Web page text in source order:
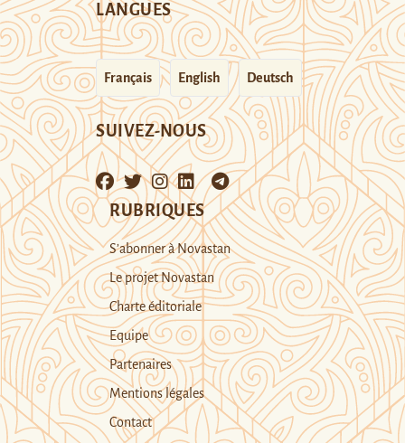
LANGUES
Français English Deutsch
SUIVEZ-NOUS
RUBRIQUES
S’abonner à Novastan
Le projet Novastan
Charte éditoriale
Equipe
Partenaires
Mentions légales
Contact